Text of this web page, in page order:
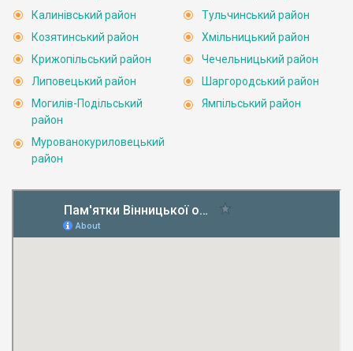
Калинівський район
Козятинський район
Крижопільський район
Липовецький район
Могилів-Подільський
район
Мурованокуриловецький
район
Тульчинський район
Хмільницький район
Чечельницький район
Шаргородський район
Ямпільський район